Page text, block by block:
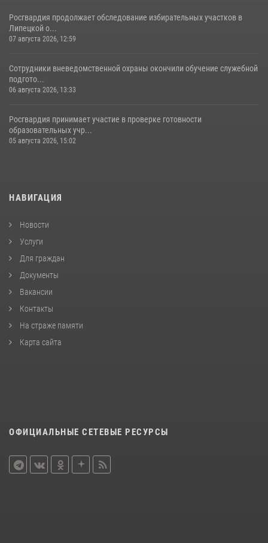
Росгвардия продолжает обследование избирательных участков в
Липецкой о...
07 августа 2026, 12:59
Сотрудники вневедомственной охраны окончили обучение служебной
подгото...
06 августа 2026, 13:33
Росгвардия принимает участие в проверке готовности
образовательных учр...
05 августа 2026, 15:02
НАВИГАЦИЯ
Новости
Услуги
Для граждан
Документы
Вакансии
Контакты
На страже памяти
Карта сайта
ОФИЦИАЛЬНЫЕ СЕТЕВЫЕ РЕСУРСЫ